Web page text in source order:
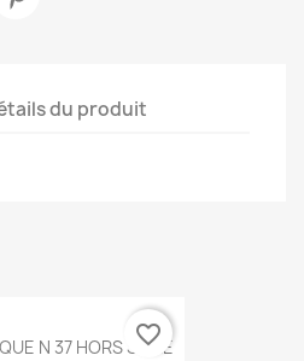
du produit
N 37 HORS SERIE
favorite_border